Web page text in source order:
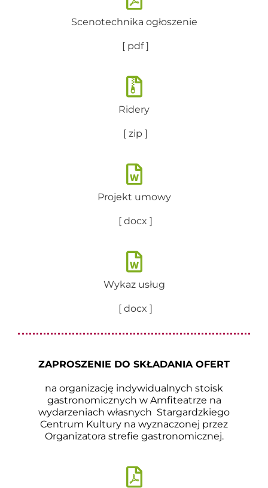
Scenotechnika ogłoszenie
[ pdf ]
Ridery
[ zip ]
Projekt umowy
[ docx ]
Wykaz usług
[ docx ]
ZAPROSZENIE DO SKŁADANIA OFERT
na organizację indywidualnych stoisk
gastronomicznych w Amfiteatrze na
wydarzeniach własnych Stargardzkiego
Centrum Kultury na wyznaczonej przez
Organizatora strefie gastronomicznej.